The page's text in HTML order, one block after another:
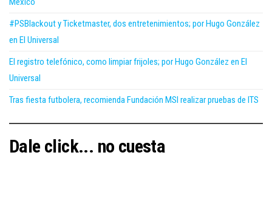
#PSBlackout y Ticketmaster, dos entretenimientos; por Hugo González
en El Universal
El registro telefónico, como limpiar frijoles; por Hugo González en El
Universal
Tras fiesta futbolera, recomienda Fundación MSI realizar pruebas de ITS
Dale click... no cuesta